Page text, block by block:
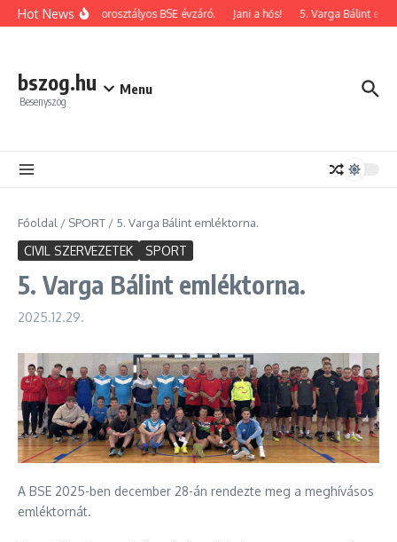
Ugrás a tartalomhoz
Hot News
2026-os korosztályos BSE évzáró. Jani a hős! 5. Varga Bálint
bszog.hu
Besenyszög
Menu
Főoldal / SPORT / 5. Varga Bálint emléktorna.
CIVIL SZERVEZETEK SPORT
5. Varga Bálint emléktorna.
2025.12.29.
A BSE 2025-ben december 28-án rendezte meg a meghívásos
emléktornát.